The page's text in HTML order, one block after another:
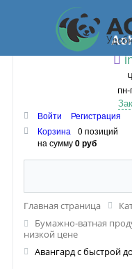
Войти
Регистрация
Корзина
0 позиций
на сумму0 руб
Главная страница
Бумажно-ватная
низкой цене
Авангард с быстрой